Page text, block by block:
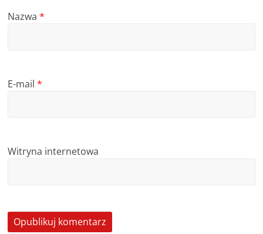
Nazwa*
E-mail*
Witryna internetowa